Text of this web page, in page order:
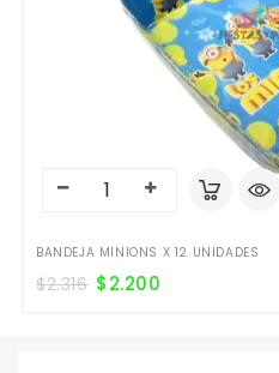
BANDEJA MINIONS X 12 UNIDADES
$2.316 $2.200